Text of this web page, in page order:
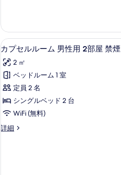
煙
の
す
べ
て
の
写
を
ル
ー
ム
性
用
禁
煙
の
詳
細
カ
プ
セ
ル
ル
ー
男
7
カプセルルーム 男性用 2部屋 禁煙
2 ㎡
ベッドルーム 1 室
定員 2 名
シングルベッド 2 台
WiFi (無料)
詳細
カ